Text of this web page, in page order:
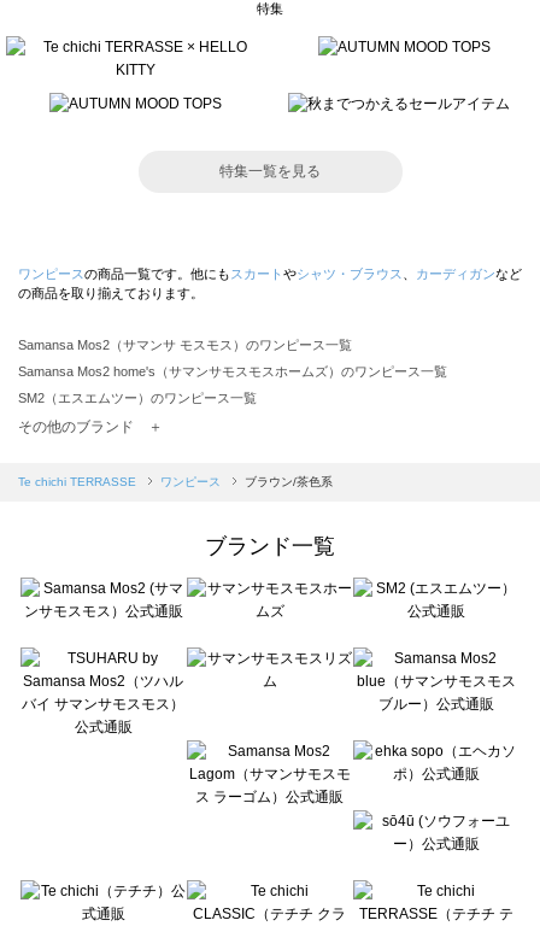
特集
特集一覧を見る
ワンピースの商品一覧です。他にも スカート やシャツ・ブラウス カーディガンなど
の商品を取り揃えております。
Samansa Mos2（サマンサ モスモス）のワンピース一覧
Samansa Mos2 home's（サマンサモスモスホームズ）のワンピース一覧
SM2（エスエムツー）のワンピース一覧
TSUHARU by Samansa Mos2（ツハルバイサマンサモスモス）のワンピース一覧
Samansa Mos2 blue（サマンサモスモス ブルー）のワンピース一覧
sō4ū（ソウフォーユー）のワンピース一覧
Te chichi（テチチ）のワンピース一覧
Te chichi CLASSIC（テチチ クラシック）のワンピース一覧
Lugnoncure（ルノンキュール）のワンピース一覧
BETTY'S BLUE（べティーズブルー）のワンピース一覧
Wpc.（ワールドパーティー）のワンピース一覧
その他のブランド ＋
Te chichi TERRASSE ワンピース ブラウン/茶色系
ブランド一覧